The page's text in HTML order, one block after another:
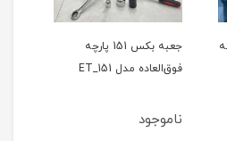
جعبه بکس 151 پارچه
فوق‌العاده مدل ET_151
ناموجود